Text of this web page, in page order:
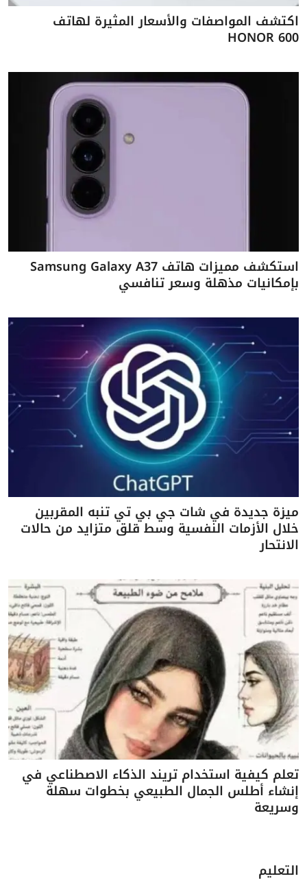
اكتشف المواصفات والأسعار المثيرة لهاتف
HONOR 600
استكشف مميزات هاتف Samsung Galaxy A37
بإمكانيات مذهلة وسعر تنافسي
ميزة جديدة في شات جي بي تي تنبه المقربين
خلال الأزمات النفسية وسط قلق متزايد من حالات
الانتحار
تعلم كيفية استخدام تريند الذكاء الاصطناعي في
إنشاء أطلس الجمال الطبيعي بخطوات سهلة
وسريعة
التعليم